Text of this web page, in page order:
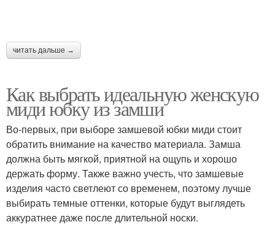
Модные юбки Юбка из бархата
Джинсовая юбка Юбка с кружевом
Юбки с кружевом Джинсовые шорты
читать дальше →
Как выбрать идеальную женскую
миди юбку из замши
Во-первых, при выборе замшевой юбки миди стоит
обратить внимание на качество материала. Замша
должна быть мягкой, приятной на ощупь и хорошо
держать форму. Также важно учесть, что замшевые
изделия часто светлеют со временем, поэтому лучше
выбирать темные оттенки, которые будут выглядеть
аккуратнее даже после длительной носки.